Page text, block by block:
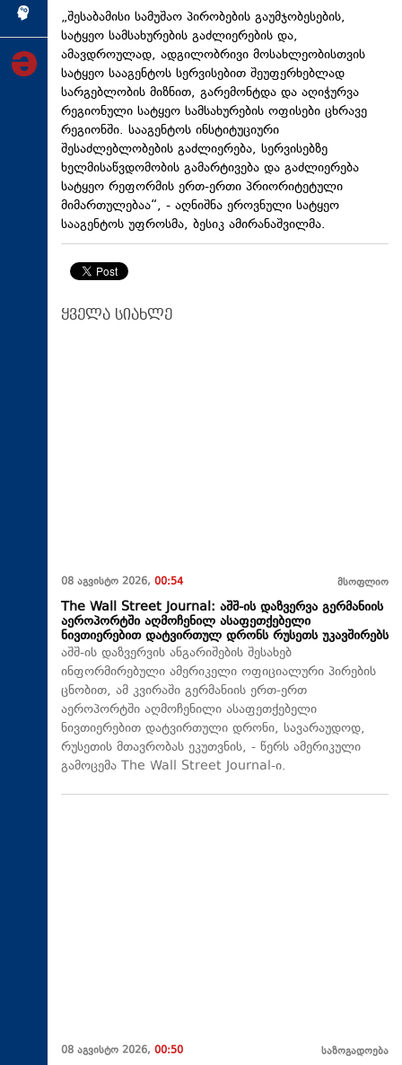
ინქვიზიცია
„შესაბამისი სამუშაო პირობების გაუმჯობესების,
სატყეო სამსახურების გაძლიერების და,
ამავდროულად, ადგილობრივი მოსახლეობისთვის
სატყეო სააგენტოს სერვისებით შეუფერხებლად
სარგებლობის მიზნით, გარემონტდა და აღიჭურვა
რეგიონული სატყეო სამსახურების ოფისები ცხრავე
რეგიონში. სააგენტოს ინსტიტუციური
შესაძლებლობების გაძლიერება, სერვისებზე
ხელმისაწვდომობის გამარტივება და გაძლიერება
სატყეო რეფორმის ერთ-ერთი პრიორიტეტული
მიმართულებაა“, - აღნიშნა ეროვნული სატყეო
სააგენტოს უფროსმა, ბესიკ ამირანაშვილმა.
ყველა სიახლე
08 აგვისტო 2026, 00:54 მსოფლიო
The Wall Street Journal: აშშ-ის დაზვერვა გერმანიის
აეროპორტში აღმოჩენილ ასაფეთქებელი
ნივთიერებით დატვირთულ დრონს რუსეთს უკავშირებს
აშშ-ის დაზვერვის ანგარიშების შესახებ
ინფორმირებული ამერიკელი ოფიციალური პირების
ცნობით, ამ კვირაში გერმანიის ერთ-ერთ
აეროპორტში აღმოჩენილი ასაფეთქებელი
ნივთიერებით დატვირთული დრონი, სავარაუდოდ,
რუსეთის მთავრობას ეკუთვნის, - წერს ამერიკული
გამოცემა The Wall Street Journal-ი.
08 აგვისტო 2026, 00:50 საზოგადოება